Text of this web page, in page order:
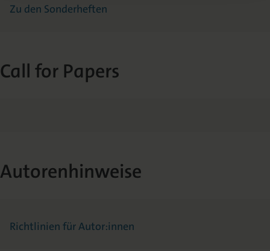
Zu den Sonderheften
Call for Papers
Autorenhinweise
Richtlinien für Autor:innen